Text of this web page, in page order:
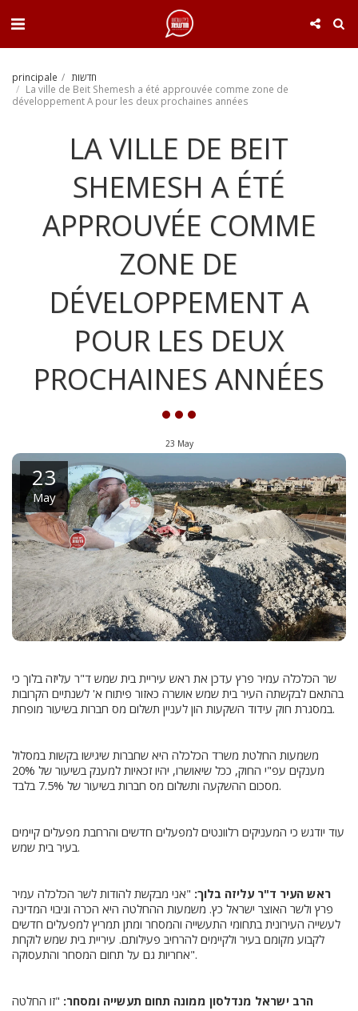
principale
חדשות
La ville de Beit Shemesh a été approuvée comme zone de
développement A pour les deux prochaines années
LA VILLE DE BEIT
SHEMESH A ÉTÉ
APPROUVÉE COMME
ZONE DE
DÉVELOPPEMENT A
POUR LES DEUX
PROCHAINES ANNÉES
23 May
23
May
שר הכלכלה עמיר פרץ עדכן את ראש עיריית בית שמש ד"ר עליזה בלוך כי
בהתאם לבקשתה העיר בית שמש אושרה כאזור פיתוח א' לשנתיים הקרובות
במסגרת חוק עידוד השקעות הון לעניין תשלום מס חברות בשיעור מופחת.
משמעות החלטת משרד הכלכלה היא שחברות שיגישו בקשות במסלול
מענקים עפ"י החוק, ככל שיאושרו, יהיו זכאיות למענק בשיעור של 20%
מסכום ההשקעה ותשלום מס חברות בשיעור של 7.5% בלבד.
עוד יודגש כי המעניקים רלוונטים למפעלים חדשים והרחבת מפעלים קיימים
בעיר בית שמש.
ראש העיר ד"ר עליזה בלוך: "אני מבקשת להודות לשר הכלכלה עמיר
פרץ ולשר האוצר ישראל כץ. משמעות ההחלטה היא הכרה וגיבוי המדינה
לעשייה העירונית בתחומי התעשייה והמסחר ומתן תמריץ למפעלים חדשים
לקבוע מקומם בעיר ולקיימים להרחיב פעילותם. עיריית בית שמש לוקחת
אחריות גם על תחום המסחר והתעסוקה".
הרב ישראל מנדלסון ממונה תחום תעשייה ומסחר: "זו החלטה